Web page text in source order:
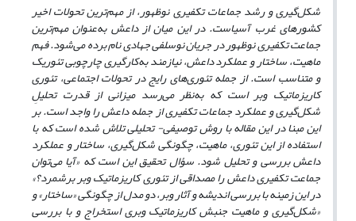
شکل‌گیری و رشد جماعات تکفیری نوظهور، از مهم‌ترین تحولات اخیر
کشورهای غرب آسیاست. در این میان از داعش به‌عنوان مهم‌ترین
جماعت تکفیری نوظهور در جریان نوسلفی جهادی نام برده می‌شود. فهم
ماهیت، ساختار و عملکرد داعش، نیازمند به‌کارگیری چارچوبی تئوریک
و متناسب است. از جمله تئوری‌های رایج در تحولات اجتماعی، تئوری
کاریزماتیک وبر است که به‌نظر می‌رسد میزانی از قدرت تحلیلِ
شکل‌گیری و عملکرد جماعات تکفیری از جمله داعش را واجد است. بر
این مبنا در این مقاله با روش توصیفی- تحلیلی تلاش شده است که با
استفاده از این تئوری، ماهیت، چگونگی شکل‌گیری، ساختار و عملکرد
داعش بررسی و تحلیل شود. سؤال تحقیق این است که «آیا می‌توان
جماعت تکفیری داعش را مصداقی از تئوری کاریزماتیک وبر برشمرد؟»
در این زمینه با بررسی اندیشه و آثار وبر، دو مدل از چگونگی «ساختار» و
«شکل‌گیری و ماهیت جنبش کاریزماتیک وبری استخراج و با بررسی